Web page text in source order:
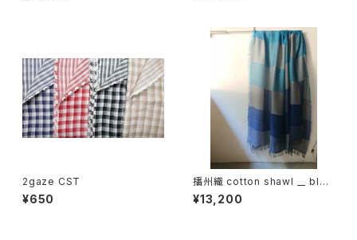
2gaze CST
¥650
播州織 cotton shawl __ bloc
k 220-120 深海GK
¥13,200